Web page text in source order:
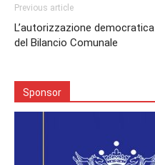
Previous article
L’autorizzazione democratica
del Bilancio Comunale
Sponsor